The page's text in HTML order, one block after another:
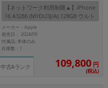
【ネットワーク利用制限▲】iPhone
16 A3286 (MYDU3J/A) 128GB ウルト
ラマリン 【au版SIMフリー】
メーカー：Apple
発売日： 2024/09
付属品: 本体のみ
在庫数：1
中古Aランク 109,800 円
(税込)